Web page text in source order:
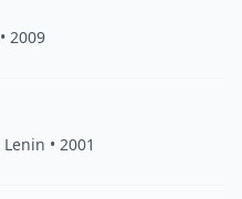
• 2009
Lenin • 2001